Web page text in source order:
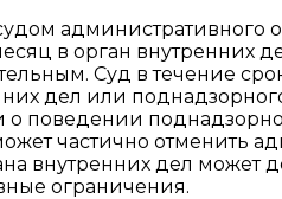
административного
в орган внутренних
Суд в течение
дел или
о поведении
частично отменить
внутренних дел может
ограничения.